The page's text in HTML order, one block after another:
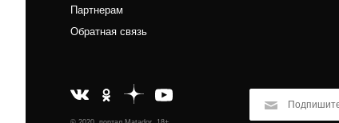
Партнерам
Обратная связь